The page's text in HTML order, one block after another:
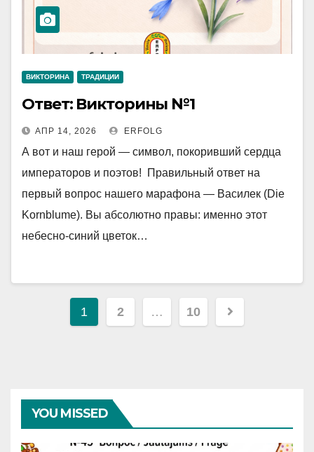
ВИКТОРИНА ТРАДИЦИИ
Ответ: Викторины №1
АПР 14, 2026 ERFOLG
А вот и наш герой — символ, покоривший сердца
императоров и поэтов! Правильный ответ на
первый вопрос нашего марафона — Василек (Die
Kornblume). Вы абсолютно правы: именно этот
небесно-синий цветок…
Навигация
1 2 … 10
YOU MISSED